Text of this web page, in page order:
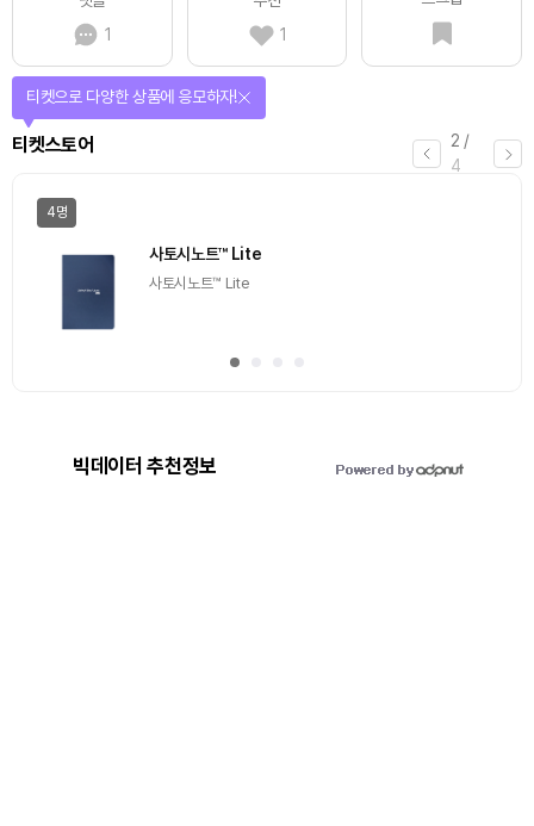
1
1
2 /
4
티켓스토어
티켓으로 다양한 상품에 응모하자!
4명
사토시노트™ Lite
사토시노트™ Lite
빅데이터 추천정보